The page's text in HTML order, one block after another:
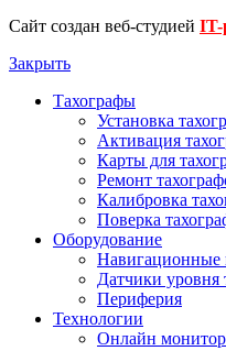
Сайт создан веб-студией IT-
Закрыть
Тахографы
Установка
Активация
Карты для
Ремонт
Калибровка
Поверка
Оборудование
Навигационные
Датчики уровня
Периферия
Технологии
Онлайн